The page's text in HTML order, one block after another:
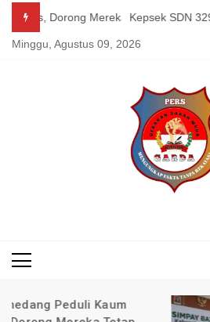
content
Tetap Berkarya dan Mandiri
Kepsek SDN 329, Sinunukan
Minggu, Agustus 09, 2026
Dari RW untuk